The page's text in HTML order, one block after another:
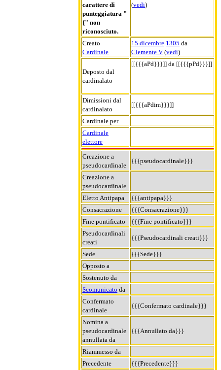
carattere di
punteggiatura "
{" non
riconosciuto.
(vedi)
Creato
Cardinale
15 dicembre 1305 da
Clemente V (vedi)
Deposto dal
cardinalato
[[{{{aPd}}}]] da [[{{{pPd}}}]]
Dimissioni dal
cardinalato
[[{{{aPdim}}}]]
Cardinale per
Cardinale
elettore
Creazione a
pseudocardinale
{{{pseudocardinale}}}
Creazione a
pseudocardinale
Eletto Antipapa
{{{antipapa}}}
Consacrazione
{{{Consacrazione}}}
Fine pontificato
{{{Fine pontificato}}}
Pseudocardinali
creati
{{{Pseudocardinali creati}}}
Sede
{{{Sede}}}
Opposto a
Sostenuto da
Scomunicato da
Confermato
cardinale
{{{Confermato cardinale}}}
Nomina a
pseudocardinale
annullata da
{{{Annullato da}}}
Riammesso da
Precedente
{{{Precedente}}}